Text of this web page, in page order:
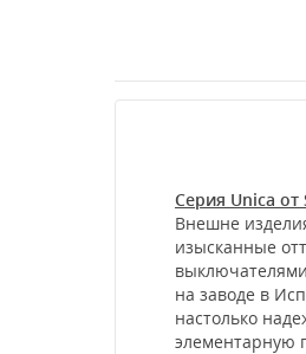
Серия Unica от
Внешне
изысканные
на заводе в
настолько
элементарную